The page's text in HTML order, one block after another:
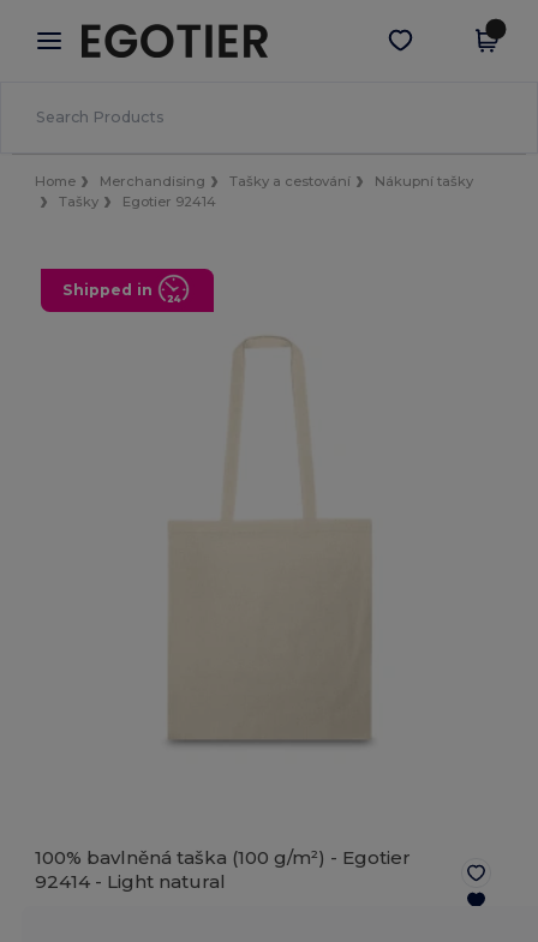
× Aplikace Egotier
Lepší ceny v aplikaci!
Stáhnout app
Home Merchandising Tašky a cestování
Nákupní tašky
Tašky
Egotier 92414
Shipped in
100% bavlněná taška (100 g/m²) - Egotier
92414 - Light natural